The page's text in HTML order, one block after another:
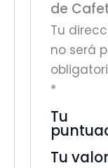
de
Tu
no será
*
Tu
Tu